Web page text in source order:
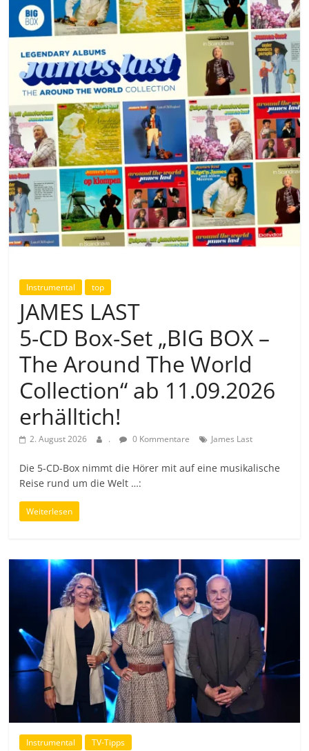
Instrumental top
JAMES LAST
5-CD Box-Set „BIG BOX –
The Around The World
Collection“ ab 11.09.2026
erhälltich!
2. August 2026 . 0 Kommentare James Last
Die 5-CD-Box nimmt die Hörer mit auf eine musikalische
Reise rund um die Welt …:
Weiterlesen
Instrumental TV-Tipps